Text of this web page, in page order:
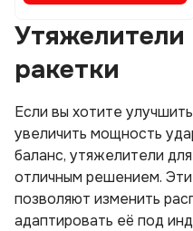
Утяжелители
ракетки
Если вы хотите
увеличить мощность
баланс, утяжелители
отличным решением.
позволяют изменить
адаптировать её под